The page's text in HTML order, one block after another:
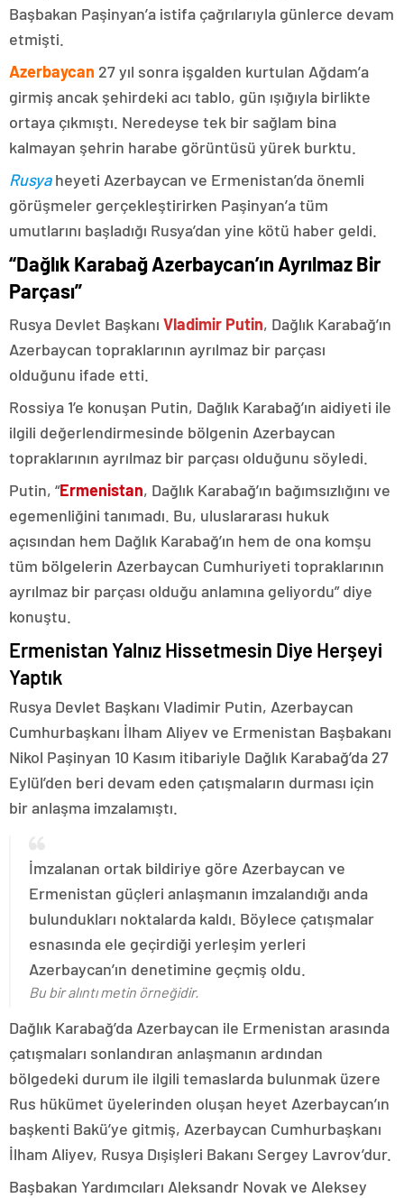
Başbakan Paşinyan’a istifa çağrılarıyla günlerce devam
etmişti.
Azerbaycan 27 yıl sonra işgalden kurtulan Ağdam’a
girmiş ancak şehirdeki acı tablo, gün ışığıyla birlikte
ortaya çıkmıştı. Neredeyse tek bir sağlam bina
kalmayan şehrin harabe görüntüsü yürek burktu.
Rusyaheyeti Azerbaycan ve Ermenistan’da önemli
görüşmeler gerçekleştirirken Paşinyan’a tüm
umutlarını başladığı Rusya’dan yine kötü haber geldi.
“Dağlık Karabağ Azerbaycan’ın Ayrılmaz Bir
Parçası”
Rusya Devlet Başkanı Vladimir Putin, Dağlık Karabağ’ın
Azerbaycan topraklarının ayrılmaz bir parçası
olduğunu ifade etti.
Rossiya 1’e konuşan Putin, Dağlık Karabağ’ın aidiyeti ile
ilgili değerlendirmesinde bölgenin Azerbaycan
topraklarının ayrılmaz bir parçası olduğunu söyledi.
Putin, “Ermenistan, Dağlık Karabağ’ın bağımsızlığını ve
egemenliğini tanımadı. Bu, uluslararası hukuk
açısından hem Dağlık Karabağ’ın hem de ona komşu
tüm bölgelerin Azerbaycan Cumhuriyeti topraklarının
ayrılmaz bir parçası olduğu anlamına geliyordu” diye
konuştu.
Ermenistan Yalnız Hissetmesin Diye Herşeyi
Yaptık
Rusya Devlet Başkanı Vladimir Putin, Azerbaycan
Cumhurbaşkanı İlham Aliyev ve Ermenistan Başbakanı
Nikol Paşinyan 10 Kasım itibariyle Dağlık Karabağ’da 27
Eylül’den beri devam eden çatışmaların durması için
bir anlaşma imzalamıştı.
İmzalanan ortak bildiriye göre Azerbaycan ve
Ermenistan güçleri anlaşmanın imzalandığı anda
bulundukları noktalarda kaldı. Böylece çatışmalar
esnasında ele geçirdiği yerleşim yerleri
Azerbaycan’ın denetimine geçmiş oldu.
Bu bir alıntı metin örneğidir.
Dağlık Karabağ’da Azerbaycan ile Ermenistan arasında
çatışmaları sonlandıran anlaşmanın ardından
bölgedeki durum ile ilgili temaslarda bulunmak üzere
Rus hükümet üyelerinden oluşan heyet Azerbaycan’ın
başkenti Bakü’ye gitmiş, Azerbaycan Cumhurbaşkanı
İlham Aliyev, Rusya Dışişleri Bakanı Sergey Lavrov’dur.
Başbakan Yardımcıları Aleksandr Novak ve Aleksey